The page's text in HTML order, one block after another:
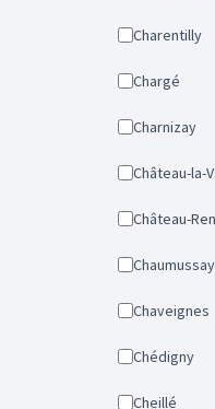
Charentilly
Chargé
Charnizay
Château-la-
Château-
Chaumussay
Chaveignes
Chédigny
Cheillé